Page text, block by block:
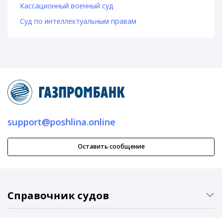
Кассационный военный суд
Суд по интеллектуальным правам
support@poshlina.online
Оставить сообщение
Справочник судов